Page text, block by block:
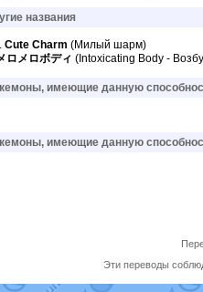
названия
Cute Charm (Милый шарм)
ロメロボディ (Intoxicating Body -
имеющие данную
имеющие данную
Эти переводы